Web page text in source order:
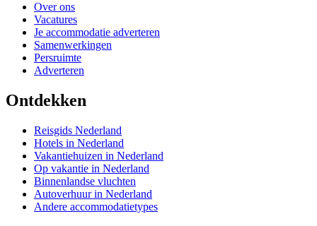
Over ons
Vacatures
Je accommodatie adverteren
Samenwerkingen
Persruimte
Adverteren
Ontdekken
Reisgids Nederland
Hotels in Nederland
Vakantiehuizen in Nederland
Op vakantie in Nederland
Binnenlandse vluchten
Autoverhuur in Nederland
Andere accommodatietypes